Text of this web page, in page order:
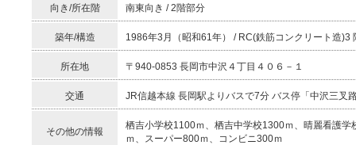
向き/所在階 南東向き / 2階部分
築年/構造 1986年3月（昭和61年） / RC(鉄筋コンクリート造)3
所在地 〒940-0853 長岡市中沢４丁目４０６－１
交通 JR信越本線 長岡駅よりバスで7分 バス停「中沢三叉
その他の情報
栖吉小学校1100ｍ、栖吉中学校1300ｍ、晴麗看護
ｍ、スーパー800ｍ、コンビニ300ｍ